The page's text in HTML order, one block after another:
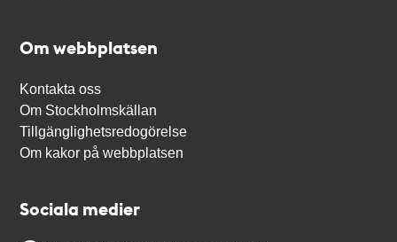
Om webbplatsen
Kontakta oss
Om Stockholmskällan
Tillgänglighetsredogörelse
Om kakor på webbplatsen
Sociala medier